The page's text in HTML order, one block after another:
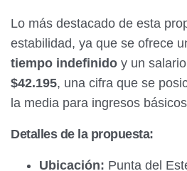
Lo más destacado de esta
estabilidad, ya que se ofrece
tiempo indefinido y un
$42.195, una cifra que se
la media para ingresos
Detalles de la propuesta:
Ubicación: Punta del